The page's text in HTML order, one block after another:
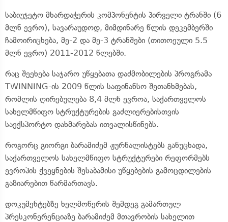
საბიუჯეტო მხარდაჭერის კომპონენტის პირველი ტრანში (6
მლნ ევრო), სავარაუდოდ, მიმდინარე წლის დეკემბერში
ჩამოირიცხება, მე-2 და მე-3 ტრანშები (თითოეული 5.5
მლნ ევრო) 2011-2012 წლებში.
რაც შეეხება საჯარო უწყებათა დაძმობილების პროგრამა
TWINNING-ის 2009 წლის საფინანსო შეთანხმებას,
რომლის ღირებულება 8,4 მლნ ევროა, საქართველოს
სახელმწიფო სტრუქტურების გაძლიერებისთვის
საექსპორტო დახმარებას ითვალისწინებს.
როგორც გიორგი ბარამიძემ ჟურნალისტებს განუცხადა,
საქართველოს სახელმწიფო სტრუქტურები რეფორმებს
ევროპის ქვეყნების შესაბამისი უწყებების გამოცდილების
გაზიარებით წარმართავს.
დოკუმენტებზე ხელმოწერის შემდეგ გამართულ
პრესკონერენციაზე ბარამიძემ მთავრობის სახელით